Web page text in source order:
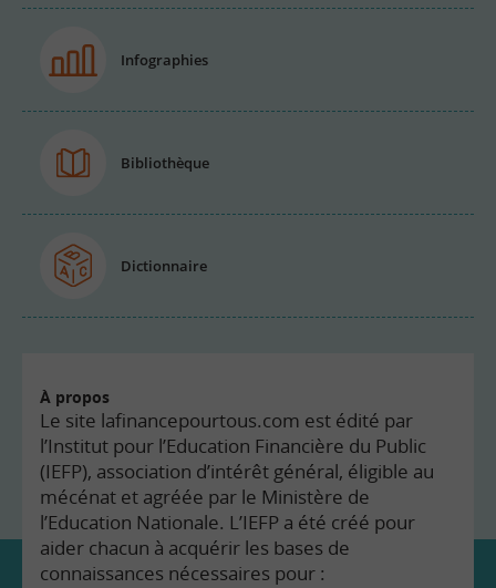
Infographies
Bibliothèque
Dictionnaire
À propos
Le site lafinancepourtous.com est édité par
l’Institut pour l’Education Financière du Public
(IEFP), association d’intérêt général, éligible au
mécénat et agréée par le Ministère de
l’Education Nationale. L’IEFP a été créé pour
aider chacun à acquérir les bases de
connaissances nécessaires pour :